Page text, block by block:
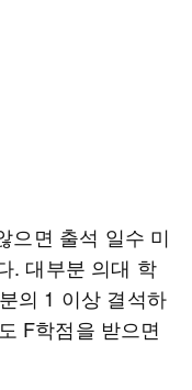
으면 출석 일수 미
. 대부분 의대 학
의 1 이상 결석하
F학점을 받으면